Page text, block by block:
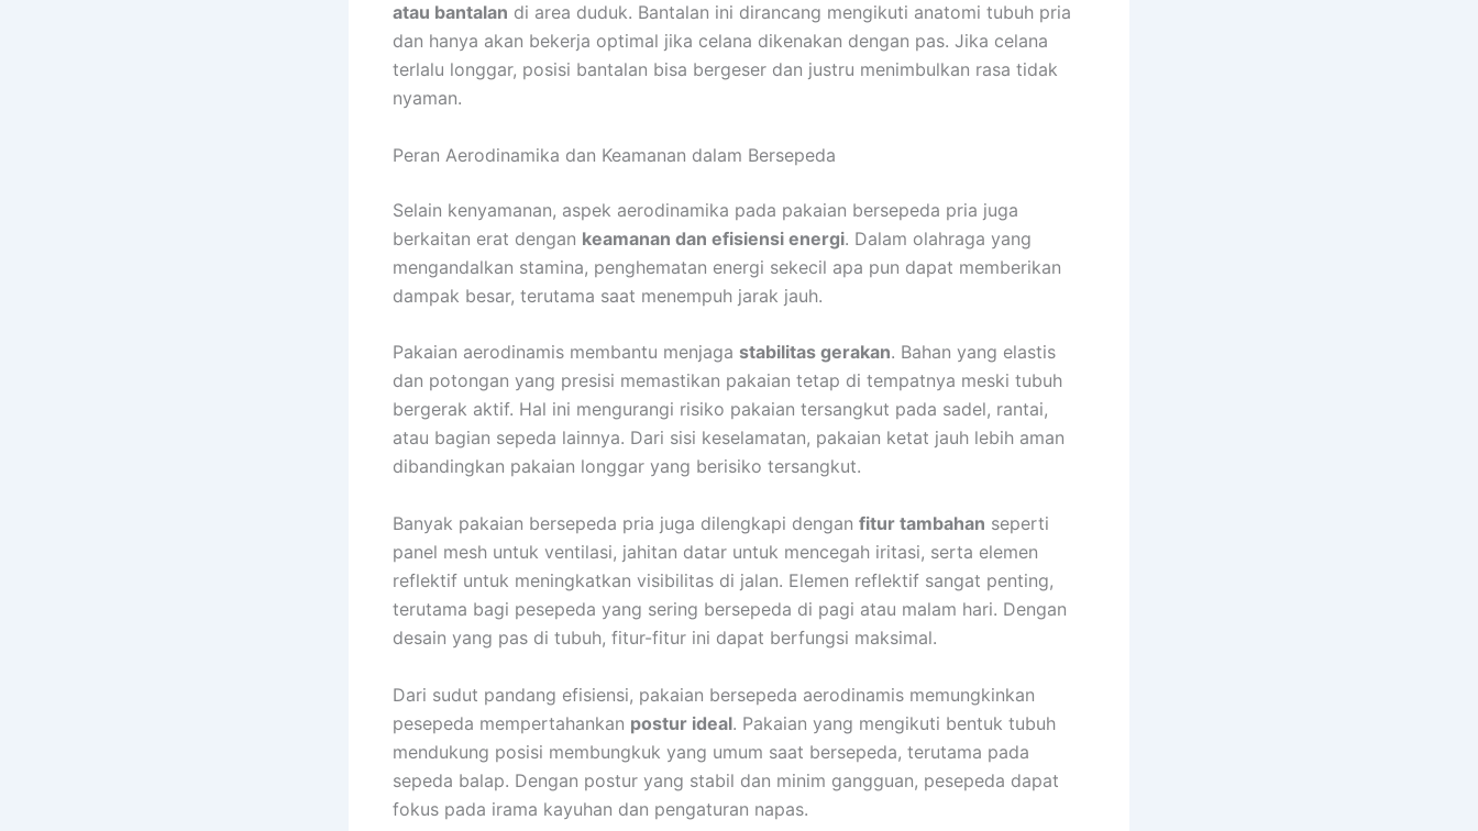
atau bantalan di area duduk. Bantalan ini dirancang mengikuti anatomi tubuh pria
dan hanya akan bekerja optimal jika celana dikenakan dengan pas. Jika celana
terlalu longgar, posisi bantalan bisa bergeser dan justru menimbulkan rasa tidak
nyaman.
Peran Aerodinamika dan Keamanan dalam Bersepeda
Selain kenyamanan, aspek aerodinamika pada pakaian bersepeda pria juga
berkaitan erat dengan keamanan dan efisiensi energi. Dalam olahraga yang
mengandalkan stamina, penghematan energi sekecil apa pun dapat memberikan
dampak besar, terutama saat menempuh jarak jauh.
Pakaian aerodinamis membantu menjaga stabilitas gerakan. Bahan yang elastis
dan potongan yang presisi memastikan pakaian tetap di tempatnya meski tubuh
bergerak aktif. Hal ini mengurangi risiko pakaian tersangkut pada sadel, rantai,
atau bagian sepeda lainnya. Dari sisi keselamatan, pakaian ketat jauh lebih aman
dibandingkan pakaian longgar yang berisiko tersangkut.
Banyak pakaian bersepeda pria juga dilengkapi dengan fitur tambahan seperti
panel mesh untuk ventilasi, jahitan datar untuk mencegah iritasi, serta elemen
reflektif untuk meningkatkan visibilitas di jalan. Elemen reflektif sangat penting,
terutama bagi pesepeda yang sering bersepeda di pagi atau malam hari. Dengan
desain yang pas di tubuh, fitur-fitur ini dapat berfungsi maksimal.
Dari sudut pandang efisiensi, pakaian bersepeda aerodinamis memungkinkan
pesepeda mempertahankan postur ideal. Pakaian yang mengikuti bentuk tubuh
mendukung posisi membungkuk yang umum saat bersepeda, terutama pada
sepeda balap. Dengan postur yang stabil dan minim gangguan, pesepeda dapat
fokus pada irama kayuhan dan pengaturan napas.